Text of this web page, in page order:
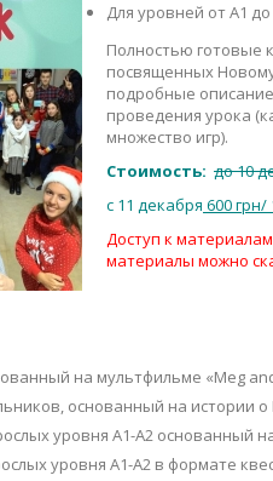
Для уровней от A1 до
Полностью готовые
посвященных
подробные
проведения урока
множество игр).
Стоимость: до 10
c 11 декабря 600 грн/
Доступ к
материалы можно
на мультфильме «Meg
основанный на истории о
уровня A1-A2 основанный
уровня A1-A2 в формате